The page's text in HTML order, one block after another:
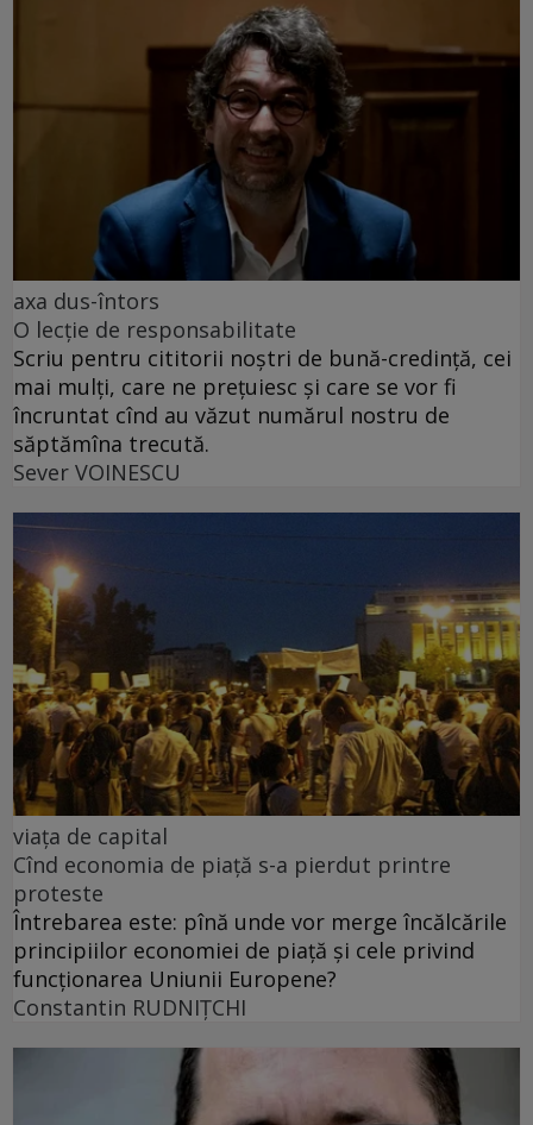
axa dus-întors
O lecție de responsabilitate
Scriu pentru cititorii noștri de bună-credință, cei
mai mulți, care ne prețuiesc și care se vor fi
încruntat cînd au văzut numărul nostru de
săptămîna trecută.
Sever VOINESCU
viața de capital
Cînd economia de piață s-a pierdut printre
proteste
Întrebarea este: pînă unde vor merge încălcările
principiilor economiei de piață și cele privind
funcționarea Uniunii Europene?
Constantin RUDNIŢCHI